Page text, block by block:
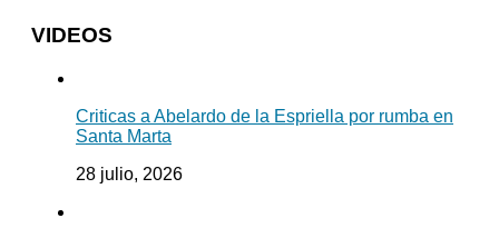
VIDEOS
Criticas a Abelardo de la Espriella por rumba en
Santa Marta
28 julio, 2026